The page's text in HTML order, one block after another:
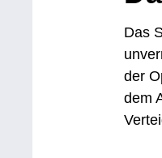
Das
der
dem